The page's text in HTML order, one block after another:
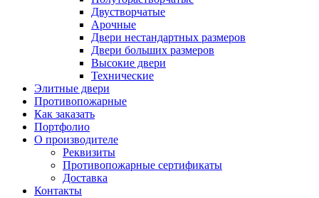
Двустворчатые
Арочные
Двери нестандартных размеров
Двери больших размеров
Высокие двери
Технические
Элитные двери
Противопожарные
Как заказать
Портфолио
О производителе
Реквизиты
Противопожарные сертификаты
Доставка
Контакты